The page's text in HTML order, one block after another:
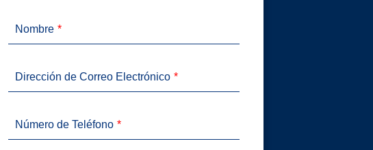
Nombre
Dirección de Correo Electrónico
Número de Teléfono